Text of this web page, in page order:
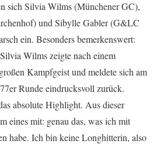
sich Silvia Wilms (Münchener GC),
und Sibylle Gabler (G&LC
ein. Besonders bemerkenswert:
Wilms zeigte nach einem
Kampfgeist und meldete sich am
Runde eindrucksvoll zurück.
absolute Highlight. Aus dieser
eines mit: genau das, was ich mit
habe. Ich bin keine Longhitterin, also